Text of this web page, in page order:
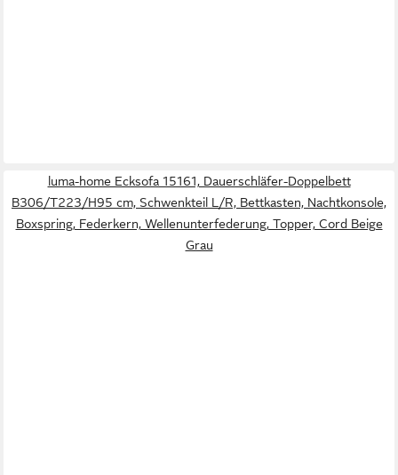
luma-home Ecksofa 15161, Dauerschläfer-Doppelbett
B306/T223/H95 cm, Schwenkteil L/R, Bettkasten, Nachtkonsole,
Boxspring, Federkern, Wellenunterfederung, Topper, Cord Beige
Grau